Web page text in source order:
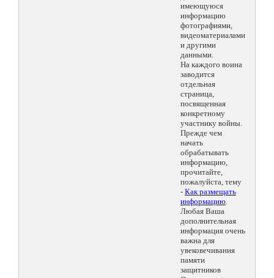
имеющуюся
информацию
фотографиями,
видеоматериалами
и другими
данными.
На каждого воина
заводится
отдельная
страница,
посвященная
конкретному
участнику войны.
Прежде чем
начать
обрабатывать
информацию,
прочитайте,
пожалуйста, тему
- Как размещать
информацию.
Любая Ваша
дополнительная
информация очень
важна для
увековечивания
памяти
защитников